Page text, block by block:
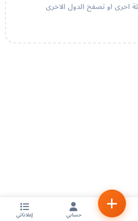
اخرى او تصفح الدول الاخرى
حسابي إعلاناتي